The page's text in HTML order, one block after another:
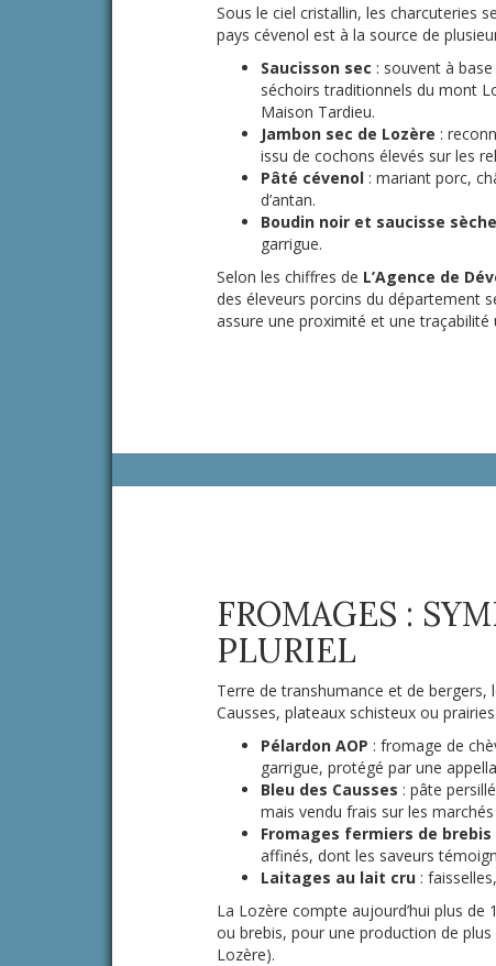
Sous le ciel cristallin, les charcuteries
pays cévenol est à la source de
Saucisson sec : souvent à
séchoirs traditionnels du mont
Maison Tardieu.
Jambon sec de Lozère :
issu de cochons élevés sur les
Pâté cévenol : mariant porc,
d’antan.
Boudin noir et saucisse sèche
garrigue.
Selon les chiffres de L’Agence de
des éleveurs porcins du département
assure une proximité et une traçabilité
FROMAGES :
PLURIEL
Terre de transhumance et de
Causses, plateaux schisteux ou
Pélardon AOP : fromage de
garrigue, protégé par une
Bleu des Causses : pâte
mais vendu frais sur les
Fromages fermiers de
affinés, dont les saveurs
Laitages au lait cru :
La Lozère compte aujourd’hui plus
ou brebis, pour une production de plus
Lozère).